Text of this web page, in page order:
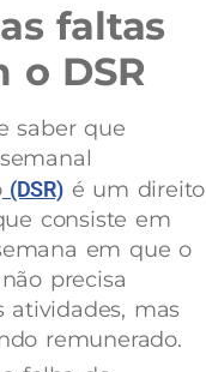
faltas
o DSR
saber que
(DSR)é um direito
consiste em
em que o
precisa
atividades, mas
remunerado.